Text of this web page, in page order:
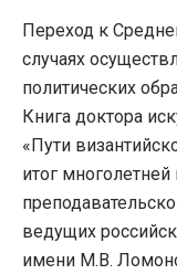
Переход к
случаях
политических
Книга доктора
«Пути
итог
ведущих
имени М.В.